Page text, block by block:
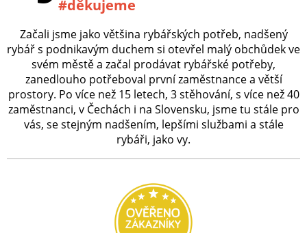
#děkujeme
Začali jsme jako většina rybářských potřeb, nadšený
rybář s podnikavým duchem si otevřel malý obchůdek ve
svém městě a začal prodávat rybářské potřeby,
zanedlouho potřeboval první zaměstnance a větší
prostory. Po více než 15 letech, 3 stěhování, s více než 40
zaměstnanci, v Čechách i na Slovensku, jsme tu stále pro
vás, se stejným nadšením, lepšími službami a stále
rybáři, jako vy.